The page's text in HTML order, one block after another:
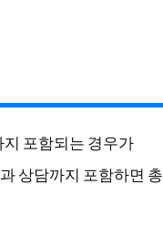
포함되는 경우가
상담까지 포함하면 총